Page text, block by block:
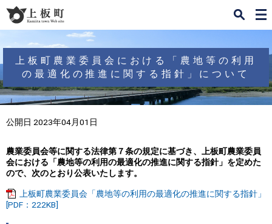
ュ
上板町農業委員会における「農地等の利用
の最適化の推進に関する指針」について
公開日 2023年04月01日
農業委員会等に関する法律第７条の規定に基づき、
上板町農業委員
会における「農地等の利用の最適化の推進に関する指針」を定めた
ので、次のとおり公表いたします。
上板町農業委員会「農地等の利用の最適化の推進に関する指針」
[PDF：222KB]